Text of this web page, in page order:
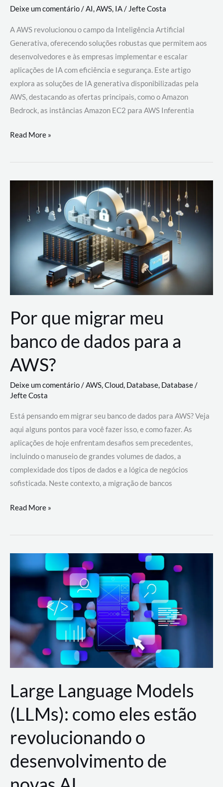
Deixe um comentário/AI,AWS, IA/Jefte Costa
A AWS revolucionou o campo da Inteligência Artificial
Generativa, oferecendo soluções robustas que permitem aos
desenvolvedores e às empresas implementar e escalar
aplicações de IA com eficiência e segurança. Este artigo
explora as soluções de IA generativa disponibilizadas pela
AWS, destacando as ofertas principais, como o Amazon
Bedrock, as instâncias Amazon EC2 para AWS Inferentia
Utilizando
Soluções
AWS
Read More »
Por que migrar meu
banco de dados para a
AWS?
Deixe um comentário/AWS,Cloud, Database, Database/
Jefte Costa
Está pensando em migrar seu banco de dados para AWS? Veja
aqui alguns pontos para você fazer isso, e como fazer. As
aplicações de hoje enfrentam desafios sem precedentes,
incluindo o manuseio de grandes volumes de dados, a
complexidade dos tipos de dados e a lógica de negócios
sofisticada. Neste contexto, a migração de bancos
Por
migrar
de
a
AWS?
Read More »
Large Language Models
(LLMs): como eles estão
revolucionando o
desenvolvimento de